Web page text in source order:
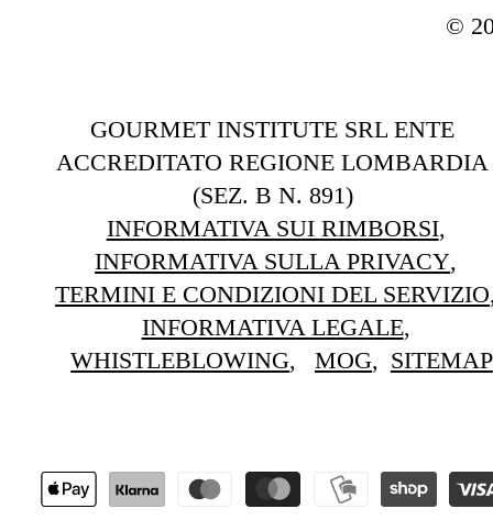
©
GOURMET INSTITUTE SRL ENTE
ACCREDITATO REGIONE LOMBARDIA
(SEZ. B N. 891)
INFORMATIVA SUI RIMBORSI
INFORMATIVA SULLA PRIVACY
TERMINI E CONDIZIONI DEL SERVIZIO
INFORMATIVA LEGALE
WHISTLEBLOWING
MOG SITEMAP
METODI
DI